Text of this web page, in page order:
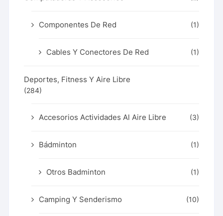
Componentes De Red (1)
Cables Y Conectores De Red (1)
Deportes, Fitness Y Aire Libre
(284)
Accesorios Actividades Al Aire Libre (3)
Bádminton (1)
Otros Badminton (1)
Camping Y Senderismo (10)